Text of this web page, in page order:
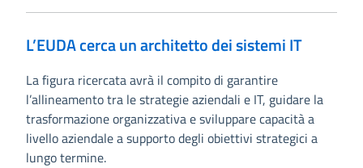
L’EUDA cerca un architetto dei sistemi IT
La figura ricercata avrà il compito di garantire
l’allineamento tra le strategie aziendali e IT, guidare la
trasformazione organizzativa e sviluppare capacità a
livello aziendale a supporto degli obiettivi strategici a
lungo termine.